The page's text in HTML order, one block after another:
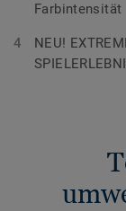
Farbintensität
NEU!